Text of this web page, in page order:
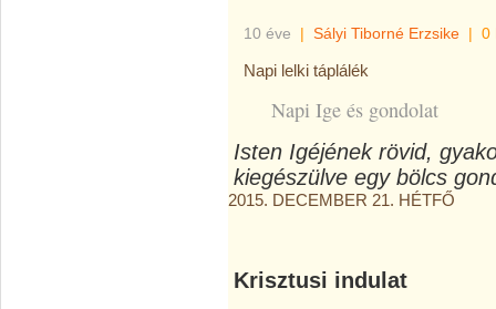
10 éve | Sályi Tiborné Erzsike | 0
Napi lelki táplálék
Napi Ige és gondolat
Isten Igéjének rövid,
kiegészülve egy bölcs
2015. DECEMBER 21. HÉTFŐ
Krisztusi indulat